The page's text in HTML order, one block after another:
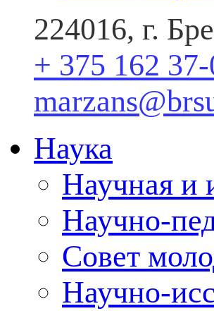
224016, г.
+ 375 162
Наука
Научная и
Научно-
Совет
Научно-